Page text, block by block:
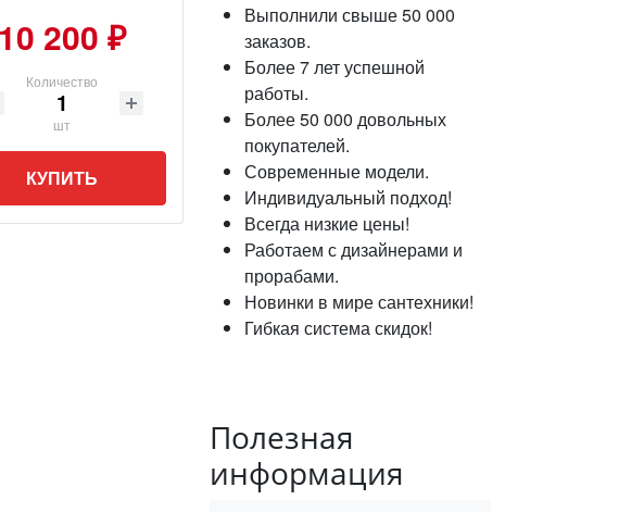
10 200 ₽
Количество
шт
КУПИТЬ
Выполнили свыше 50 000
заказов.
Более 7 лет успешной
работы.
Более 50 000 довольных
покупателей.
Современные модели.
Индивидуальный подход!
Всегда низкие цены!
Работаем с дизайнерами и
прорабами.
Новинки в мире сантехники!
Гибкая система скидок!
Полезная
информация